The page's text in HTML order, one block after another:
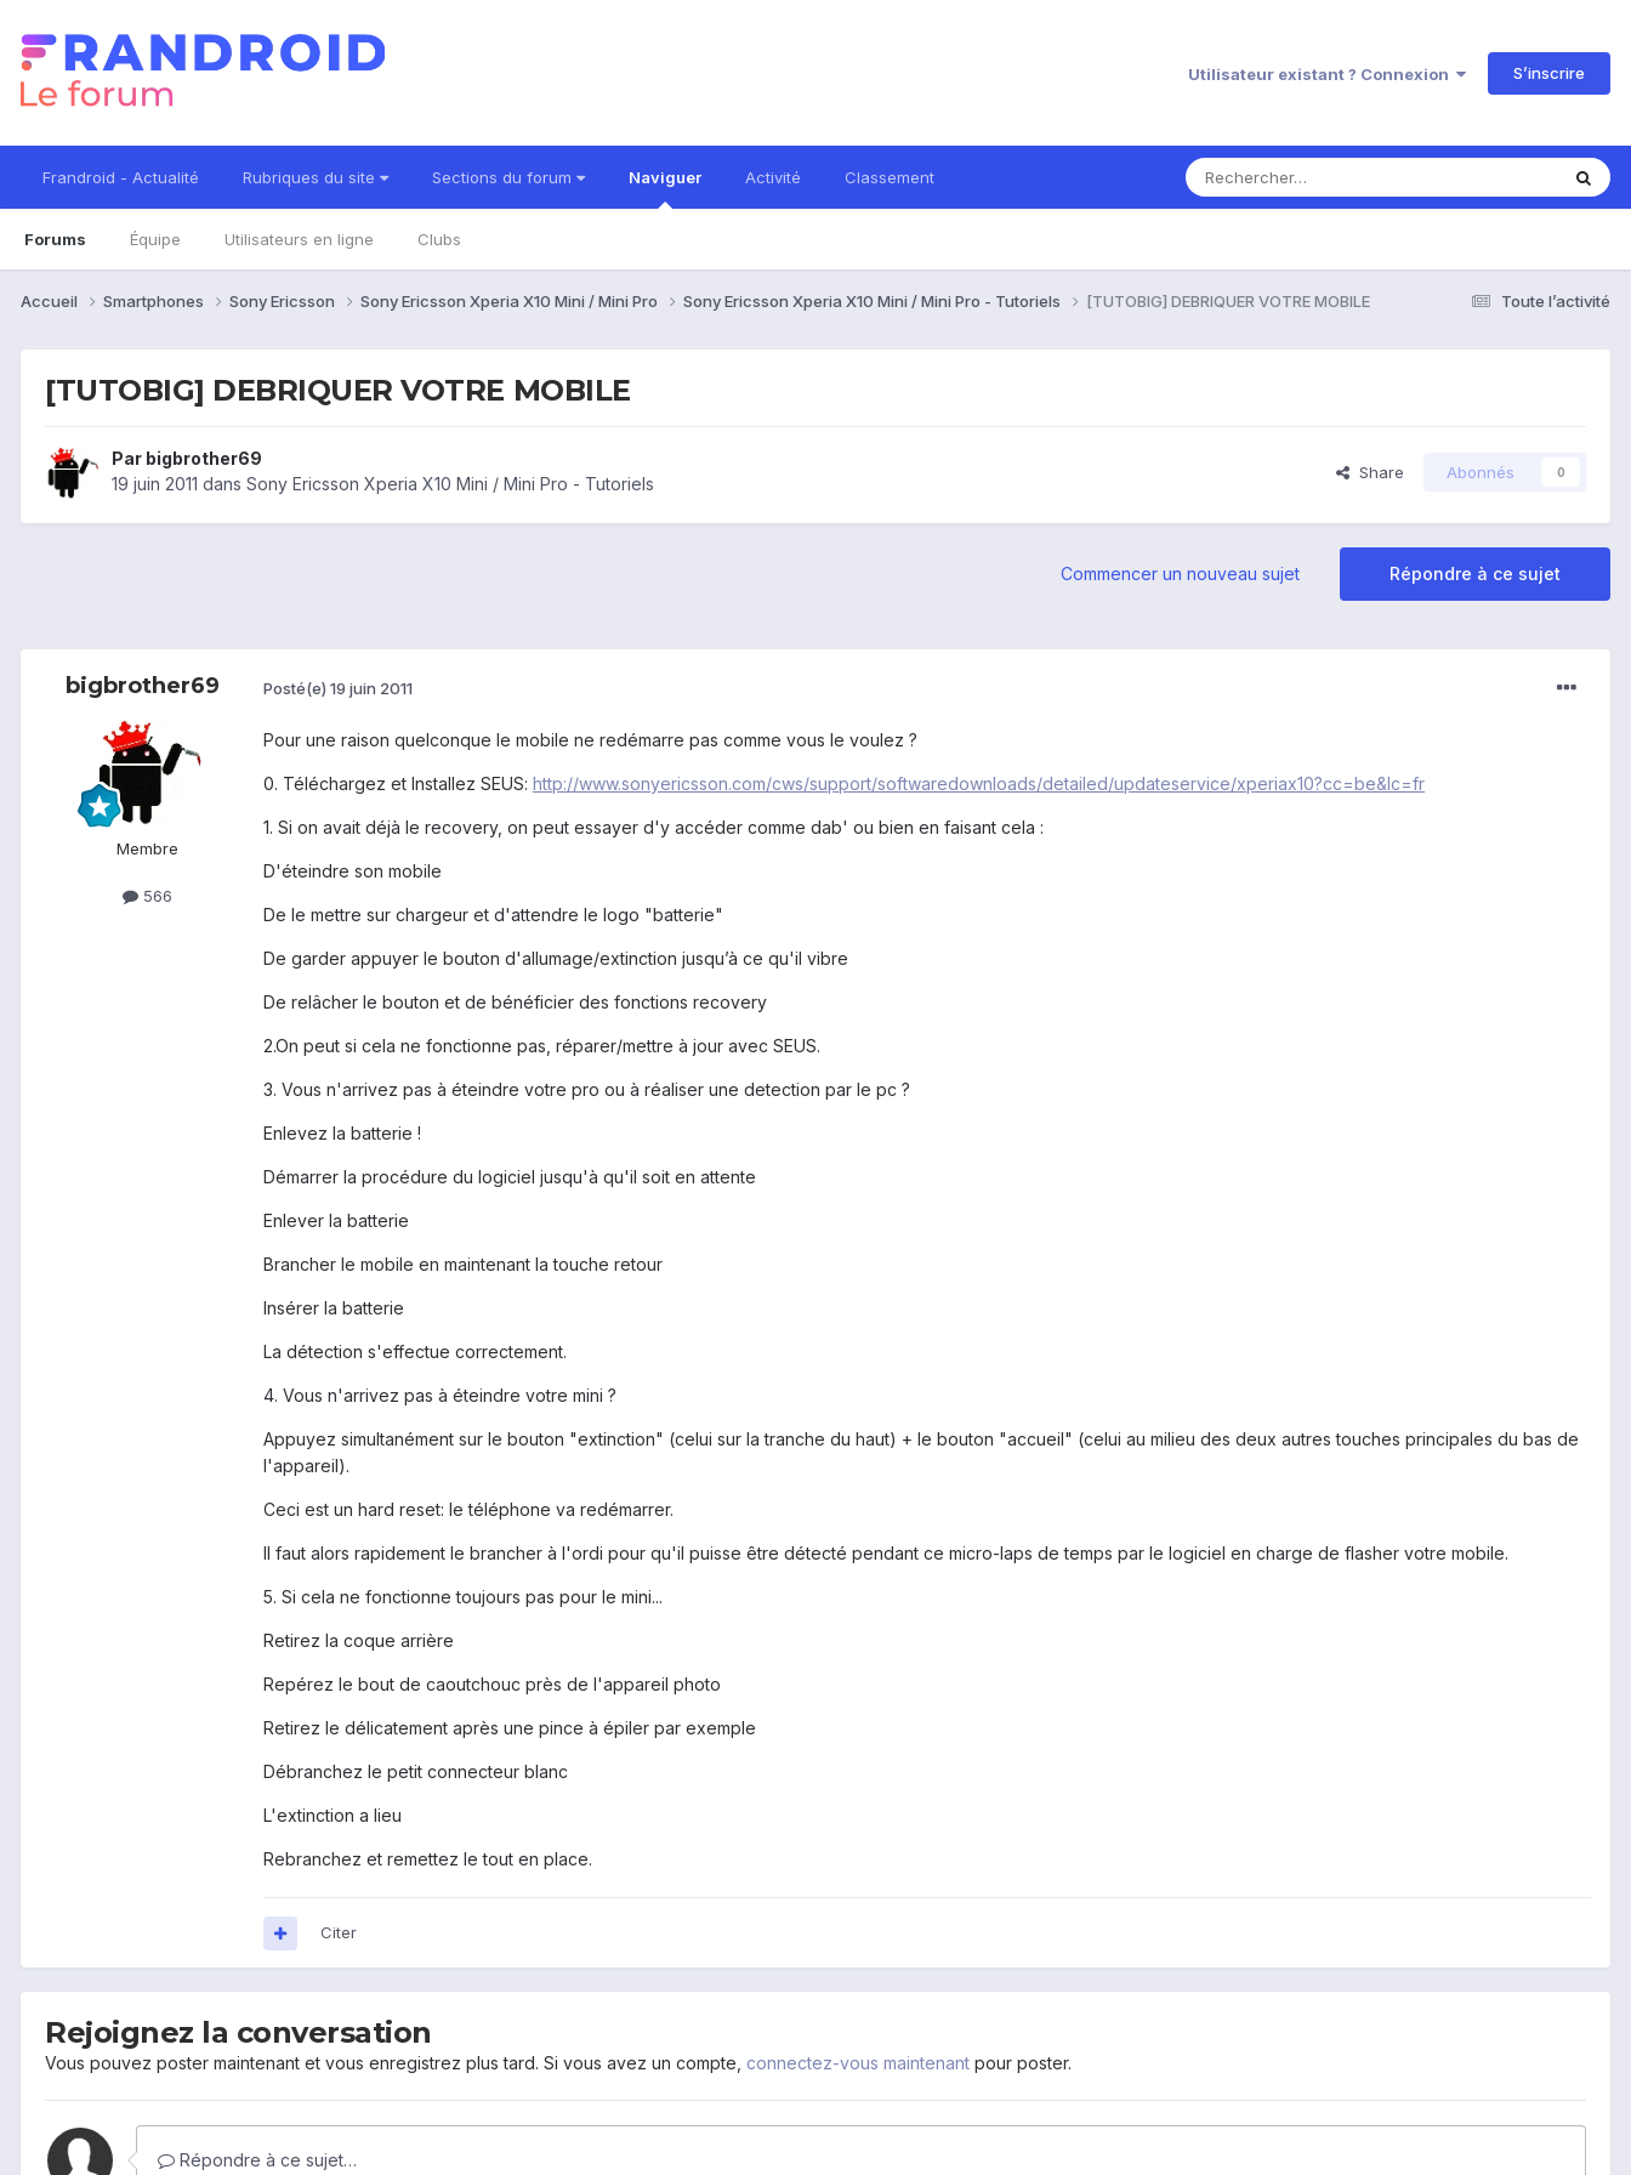
Utilisateur existant ? Connexion S’inscrire
Frandroid - Actualité Rubriques du site Sections du forum Naviguer
Forums Équipe Utilisateurs en ligne Clubs
Activité Classement
Toute l’activité
Accueil Smartphones Sony Ericsson Sony Ericsson Xperia X10 Mini / Mini Pro Sony Ericsson Xperia X10 Mini / Mini Pro - Tutoriels [TUTOBIG] DEBRIQUER VOTRE MOBILE
[TUTOBIG] DEBRIQUER VOTRE MOBILE
Par bigbrother69
19 juin 2011 dans Sony Ericsson Xperia X10 Mini / Mini Pro - Tutoriels
Share Abonnés 0
Répondre à ce sujet
Commencer un nouveau sujet
bigbrother69
Membre
566
Posté(e) 19 juin 2011
Pour une raison quelconque le mobile ne redémarre pas comme vous le voulez ?
0. Téléchargez et Installez SEUS: http://www.sonyericsson.com/cws/support/softwaredownloads/detailed/updateservice/xperiax10?cc=be&lc=fr
1. Si on avait déjà le recovery, on peut essayer d'y accéder comme dab' ou bien en faisant cela :
D'éteindre son mobile
De le mettre sur chargeur et d'attendre le logo "batterie"
De garder appuyer le bouton d'allumage/extinction jusqu’à ce qu'il vibre
De relâcher le bouton et de bénéficier des fonctions recovery
2.On peut si cela ne fonctionne pas, réparer/mettre à jour avec SEUS.
3. Vous n'arrivez pas à éteindre votre pro ou à réaliser une detection par le pc ?
Enlevez la batterie !
Démarrer la procédure du logiciel jusqu'à qu'il soit en attente
Enlever la batterie
Brancher le mobile en maintenant la touche retour
Insérer la batterie
La détection s'effectue correctement.
4. Vous n'arrivez pas à éteindre votre mini ?
Appuyez simultanément sur le bouton "extinction" (celui sur la tranche du haut) + le bouton "accueil" (celui au milieu des deux autres touches principales du bas de
l'appareil).
Ceci est un hard reset: le téléphone va redémarrer.
Il faut alors rapidement le brancher à l'ordi pour qu'il puisse être détecté pendant ce micro-laps de temps par le logiciel en charge de flasher votre mobile.
5. Si cela ne fonctionne toujours pas pour le mini...
Retirez la coque arrière
Repérez le bout de caoutchouc près de l'appareil photo
Retirez le délicatement après une pince à épiler par exemple
Débranchez le petit connecteur blanc
L'extinction a lieu
Rebranchez et remettez le tout en place.
Citer
Rejoignez la conversation
Vous pouvez poster maintenant et vous enregistrez plus tard. Si vous avez un compte, connectez-vous maintenant pour poster.
Répondre à ce sujet…